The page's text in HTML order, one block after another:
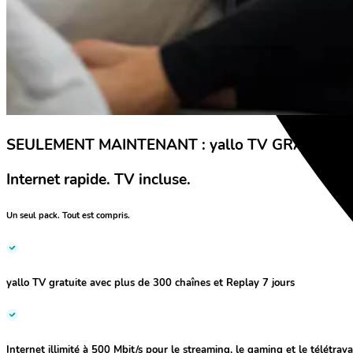
SEULEMENT MAINTENANT : yallo TV GRATUITE.
Internet rapide. TV incluse.
Un seul pack. Tout est compris.
yallo TV gratuite avec plus de 300 chaînes et Replay 7 jours
Internet illimité à 500 Mbit/s pour le streaming, le gaming et le